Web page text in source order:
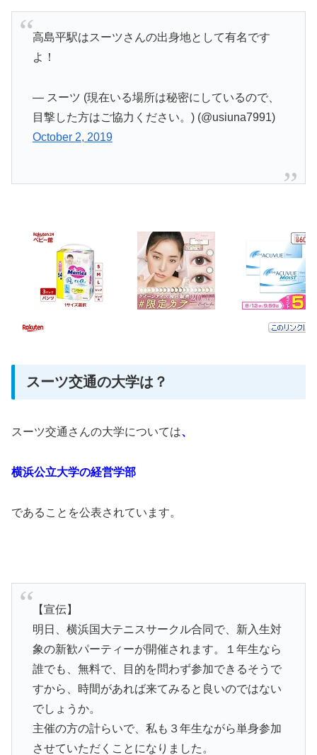
高島平駅はスーツさんの出身地として有名です
よ！
— スーツ (現在いる場所は秘密にしているので、
目撃した方はご協力ください。) (@usiuna7991)
October 2, 2019
スーツ交通の大学は？
スーツ交通さんの大学については、
横浜公立大学の経営学部
であることを公表されています。
【宣伝】
明日、横浜国大テニスサークル合同で、新入生対
象の新歓パーティーが開催されます。１年生なら
誰でも、無料で、目的を問わず参加できるそうで
すから、時間があれば来てみると良いのではない
でしょうか。
主催の方の計らいで、私も３年生ながら単身参加
させていただくことになりました。